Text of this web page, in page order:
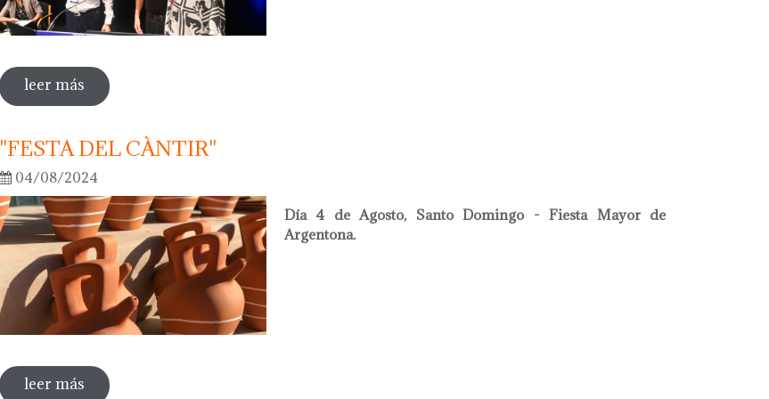
leer más sobre oriol calvo nuevo presidente de la academia internacional de cerámica
"FESTA DEL CÀNTIR"
04/08/2024
Día 4 de Agosto, Santo Domingo - Fiesta Mayor de
Argentona.
leer más sobre "festa del càntir"